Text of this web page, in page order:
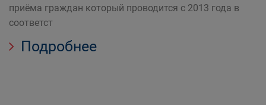
приёма граждан который проводится с 2013 года в
соответст
Подробнее